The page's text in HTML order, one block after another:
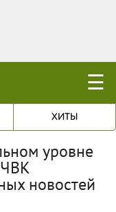
☰
ХИТЫ
уровне
ЧВК
новостей